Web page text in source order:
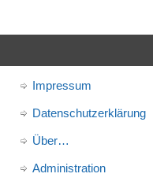
Impressum
Datenschutzerklärung
Über…
Administration